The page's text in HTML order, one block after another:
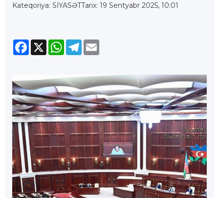
Kateqoriya: SİYASƏTTarix: 19 Sentyabr 2025, 10:01
Facebook
X WhatsApp
Telegram